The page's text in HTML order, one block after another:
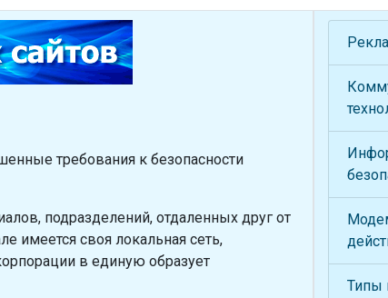
требования к безопасности
подразделений, отдаленных друг от
имеется своя локальная сеть,
в единую образует
Типы